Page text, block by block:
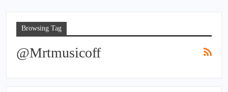
Browsing Tag
@Mrtmusicoff